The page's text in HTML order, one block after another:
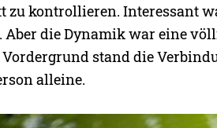
zu kontrollieren. Interessant
die Dynamik war eine
stand die
alleine.